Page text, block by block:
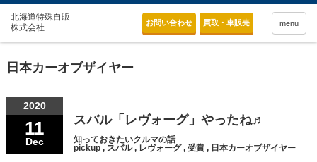
お問い合わせ 買取・車販売 menu
日本カーオブザイヤー
2020
11
Dec
スバル「レヴォーグ」やったね♬
知っておきたいクルマの話
pickup, スバル, レヴォーグ, 受賞, 日本カーオブザイヤー